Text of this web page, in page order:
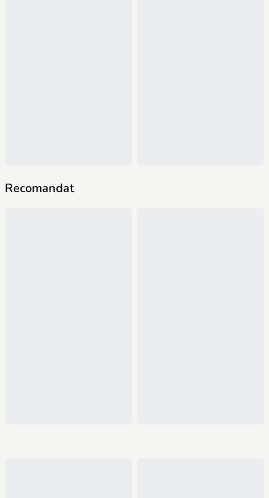
Recomandat